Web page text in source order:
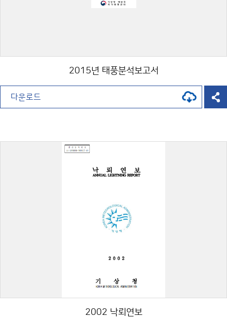
2015년 태풍분석보고서
다운로드
2002 낙뢰연보